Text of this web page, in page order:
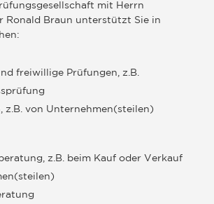
mit Herrn
Ronald Braun unterstützt Sie in
freiwillige Prüfungen, z.B.
z.B. von Unternehmen(steilen)
z.B. beim Kauf oder Verkauf